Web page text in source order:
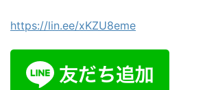
https://lin.ee/xKZU8eme